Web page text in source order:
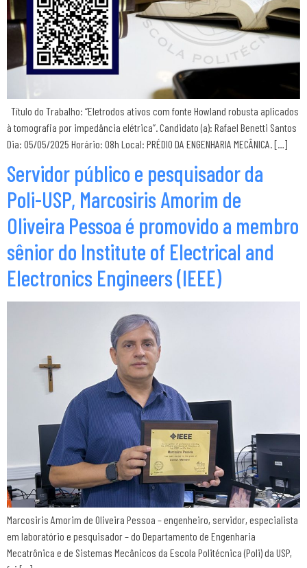
Título do Trabalho: “Eletrodos ativos com fonte Howland robusta aplicados
à tomografia por impedância elétrica”. Candidato (a): Rafael Benetti Santos
Dia: 05/05/2025 Horário: 08h Local: PRÉDIO DA ENGENHARIA MECÂNICA. […]
Servidor público e pesquisador da
Poli-USP, Marcosiris Amorim de
Oliveira Pessoa é promovido a membro
sênior do Institute of Electrical and
Electronics Engineers (IEEE)
Marcosiris Amorim de Oliveira Pessoa – engenheiro, servidor, especialista
em laboratório e pesquisador – do Departamento de Engenharia
Mecatrônica e de Sistemas Mecânicos da Escola Politécnica (Poli) da USP,